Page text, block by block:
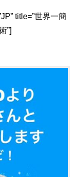
title=”世界一簡
”]